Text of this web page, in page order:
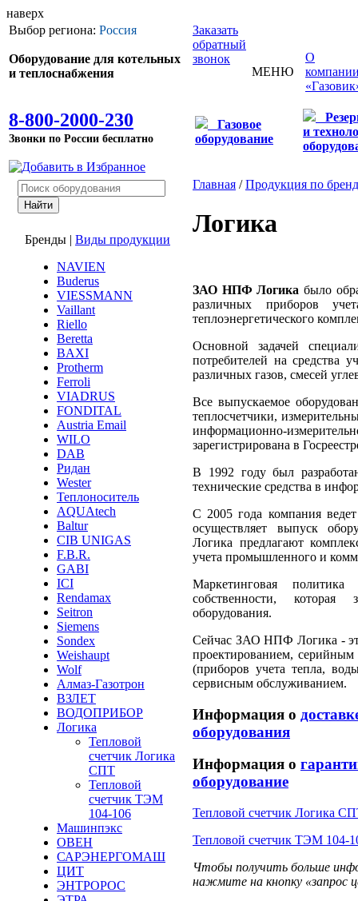
наверх
Выбор региона: Россия
Оборудование для котельных
и теплоснабжения
8-800-2000-230
Звонки по России бесплатно
Заказать
обратный
звонок
МЕНЮ
О
Газовое
оборудование
и
Бренды | Виды продукции
NAVIEN
Buderus
VIESSMANN
Vaillant
Riello
Beretta
BAXI
Protherm
Ferroli
VIADRUS
FONDITAL
Austria Email
WILO
DAB
Ридан
Wester
Теплоноситель
AQUAtech
Baltur
CIB UNIGAS
F.B.R.
GABI
ICI
Rendamax
Seitron
Siemens
Sondex
Weishaupt
Wolf
Алмаз-Газотрон
ВЗЛЕТ
ВОДОПРИБОР
Логика
Тепловой
счетчик Логика
СПТ
Тепловой
счетчик ТЭМ
104-106
Машинпэкс
ОВЕН
САРЭНЕРГОМАШ
ЦИТ
ЭНТРОРОС
Главная /Продукция по
Логика
ЗАО НПФ Логика было
различных приборов
теплоэнергетического
Основной задачей
потребителей на средства
различных газов, смесей
Все выпускаемое
теплосчетчики,
информационно-
зарегистрирована в
В 1992 году был
технические средства в
С 2005 года компания
осуществляет выпуск
Логика предлагают
учета промышленного и
Маркетинговая
собственности, которая
оборудования.
Сейчас ЗАО НПФ Логика -
проектированием, серийным
(приборов учета тепла,
сервисным обслуживанием.
Информация о
оборудования
Информация о
оборудование
Тепловой счетчик Логика
Тепловой счетчик ТЭМ 104-
Чтобы получить больше
нажмите на кнопку «запрос